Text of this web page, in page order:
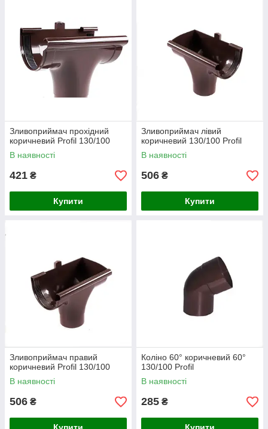
Зливоприймач прохідний
коричневий Profil 130/100
В наявності
421 ₴
Купити
Зливоприймач лівий
коричневий 130/100 Profil
В наявності
506 ₴
Купити
Зливоприймач правий
коричневий Profil 130/100
В наявності
506 ₴
Коліно 60° коричневий 60°
130/100 Profil
В наявності
285 ₴